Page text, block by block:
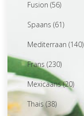
Fusion (56)
Spaans (61)
Mediterraan (140)
Frans (230)
Mexicaans (20)
Thais (38)